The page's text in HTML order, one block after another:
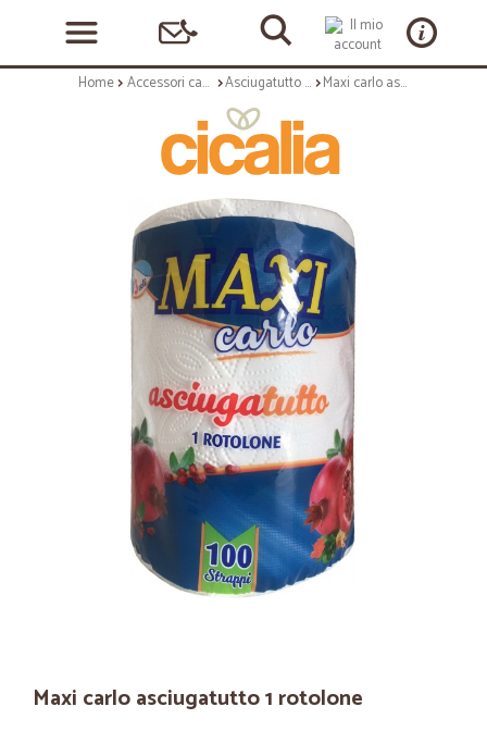
Home Accessori casa e cucina Asciugatutto e tovaglioli Maxi carlo asciugatutto 1 rotolone
Maxi carlo asciugatutto 1 rotolone